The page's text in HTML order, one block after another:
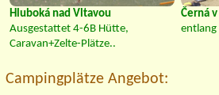
Hluboká nad Vltavou
Ausgestattet 4-6B Hütte,
Caravan+Zelte-Plätze..
Černá
entlang
Campingplätze Angebot: